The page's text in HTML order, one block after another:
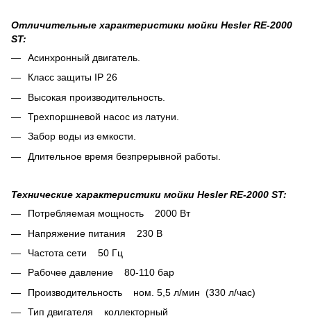
Отличительные характеристики мойки Hesler RE-2000
ST:
Асинхронный двигатель.
Класс защиты IP 26
Высокая производительность.
Трехпоршневой насос из латуни.
Забор воды из емкости.
Длительное время безпрерывной работы.
Технические характеристики мойки Hesler RE-2000 ST:
Потребляемая мощность 2000 Вт
Напряжение питания 230 В
Частота сети 50 Гц
Рабочее давление 80-110 бар
Производительность ном. 5,5 л/мин (330 л/час)
Тип двигателя коллекторный